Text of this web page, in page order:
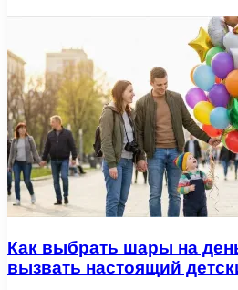
Как выбрать шары на
вызвать настоящий